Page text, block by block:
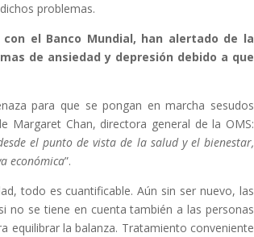
problemas.
el Banco Mundial, han alertado de la
de ansiedad y depresión debido a que
para que se pongan en marcha sesudos
Margaret Chan, directora general de la OMS:
el punto de vista de la salud y el bienestar,
económica”.
todo es cuantificable. Aún sin ser nuevo, las
no se tiene en cuenta también a las personas
equilibrar la balanza. Tratamiento conveniente